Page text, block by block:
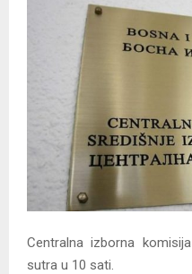
U
Centralna izborna
sutra u 10 sati.